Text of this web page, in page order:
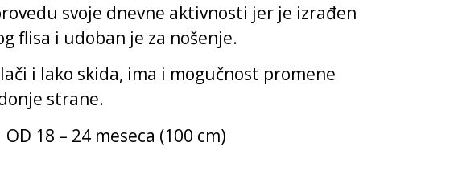
svoje dnevne aktivnosti jer je izrađen
flisa i udoban je za nošenje.
i lako skida, ima i mogučnost promene
strane.
OD 18 – 24 meseca (100 cm)